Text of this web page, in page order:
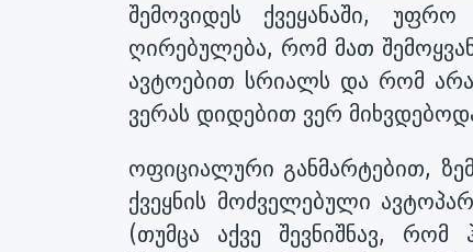
შემოვიდეს ქვეყანაში,
ღირებულება, რომ მათ
ავტოებით სრიალს და რომ
ვერას დიდებით ვერ
ოფიციალური განმარტებით,
ქვეყნის მოძველებული
(თუმცა აქვე შევნიშნავ, რომ